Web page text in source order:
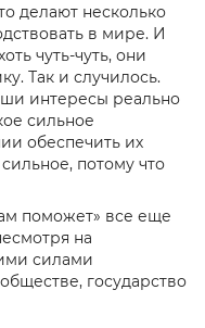
делают несколько
в мире. И
чуть-чуть, они
Так и случилось.
интересы реально
сильное
обеспечить их
потому что
поможет» все еще
на
силами
государство